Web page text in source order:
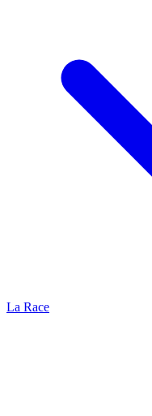
La Race